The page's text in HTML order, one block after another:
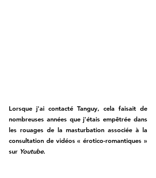
Lorsque j'ai contacté Tanguy, cela faisait de
nombreuses années que j'étais empêtrée dans
les rouages de la masturbation associée à la
consultation de vidéos « érotico-romantiques »
sur Youtube.